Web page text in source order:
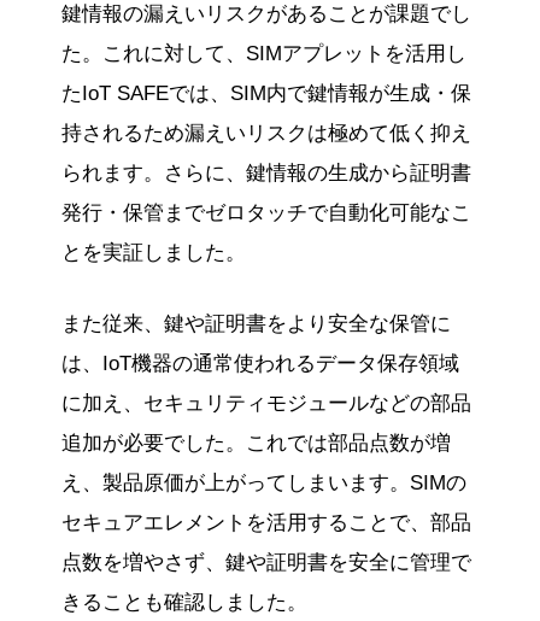
鍵情報の漏えいリスクがあることが課題でし
た。これに対して、SIMアプレットを活用し
たIoT SAFEでは、SIM内で鍵情報が生成・保
持されるため漏えいリスクは極めて低く抑え
られます。さらに、鍵情報の生成から証明書
発行・保管までゼロタッチで自動化可能なこ
とを実証しました。
また従来、鍵や証明書をより安全な保管に
は、IoT機器の通常使われるデータ保存領域
に加え、セキュリティモジュールなどの部品
追加が必要でした。これでは部品点数が増
え、製品原価が上がってしまいます。SIMの
セキュアエレメントを活用することで、部品
点数を増やさず、鍵や証明書を安全に管理で
きることも確認しました。